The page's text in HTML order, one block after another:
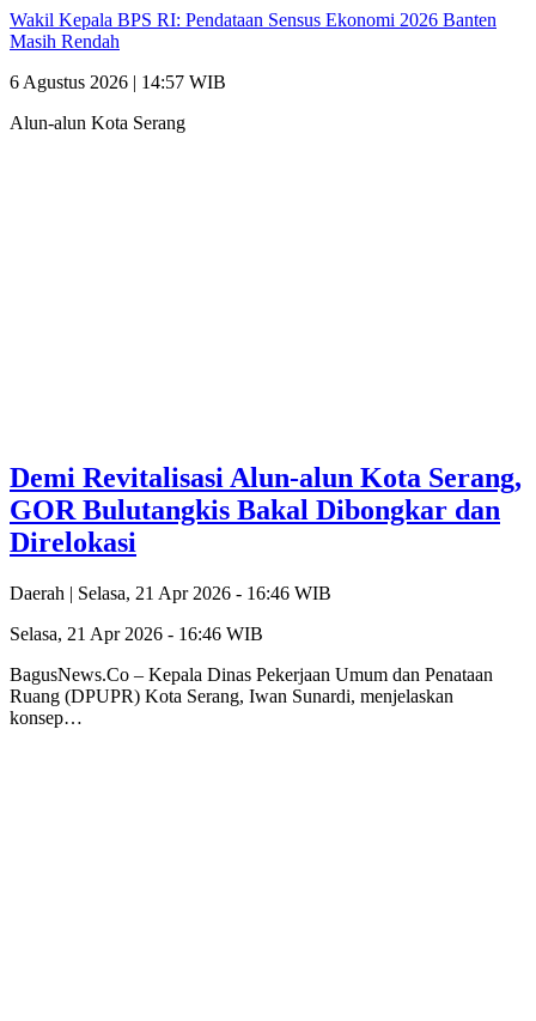
Wakil Kepala BPS RI: Pendataan Sensus Ekonomi 2026 Banten
Masih Rendah
6 Agustus 2026 | 14:57 WIB
Alun-alun Kota Serang
Demi Revitalisasi Alun-alun Kota Serang,
GOR Bulutangkis Bakal Dibongkar dan
Direlokasi
Daerah | Selasa, 21 Apr 2026 - 16:46 WIB
Selasa, 21 Apr 2026 - 16:46 WIB
BagusNews.Co – Kepala Dinas Pekerjaan Umum dan Penataan
Ruang (DPUPR) Kota Serang, Iwan Sunardi, menjelaskan
konsep…